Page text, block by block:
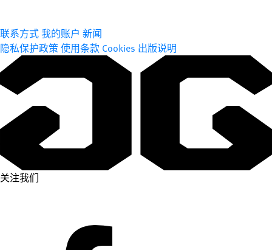
联系方式我的账户 新闻
隐私保护政策使用条款 Cookies 出版说明
关注我们